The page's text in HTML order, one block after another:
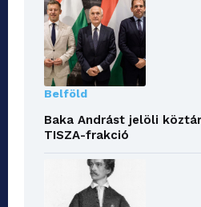
Belföld
Baka Andrást jelöli
TISZA-frakció